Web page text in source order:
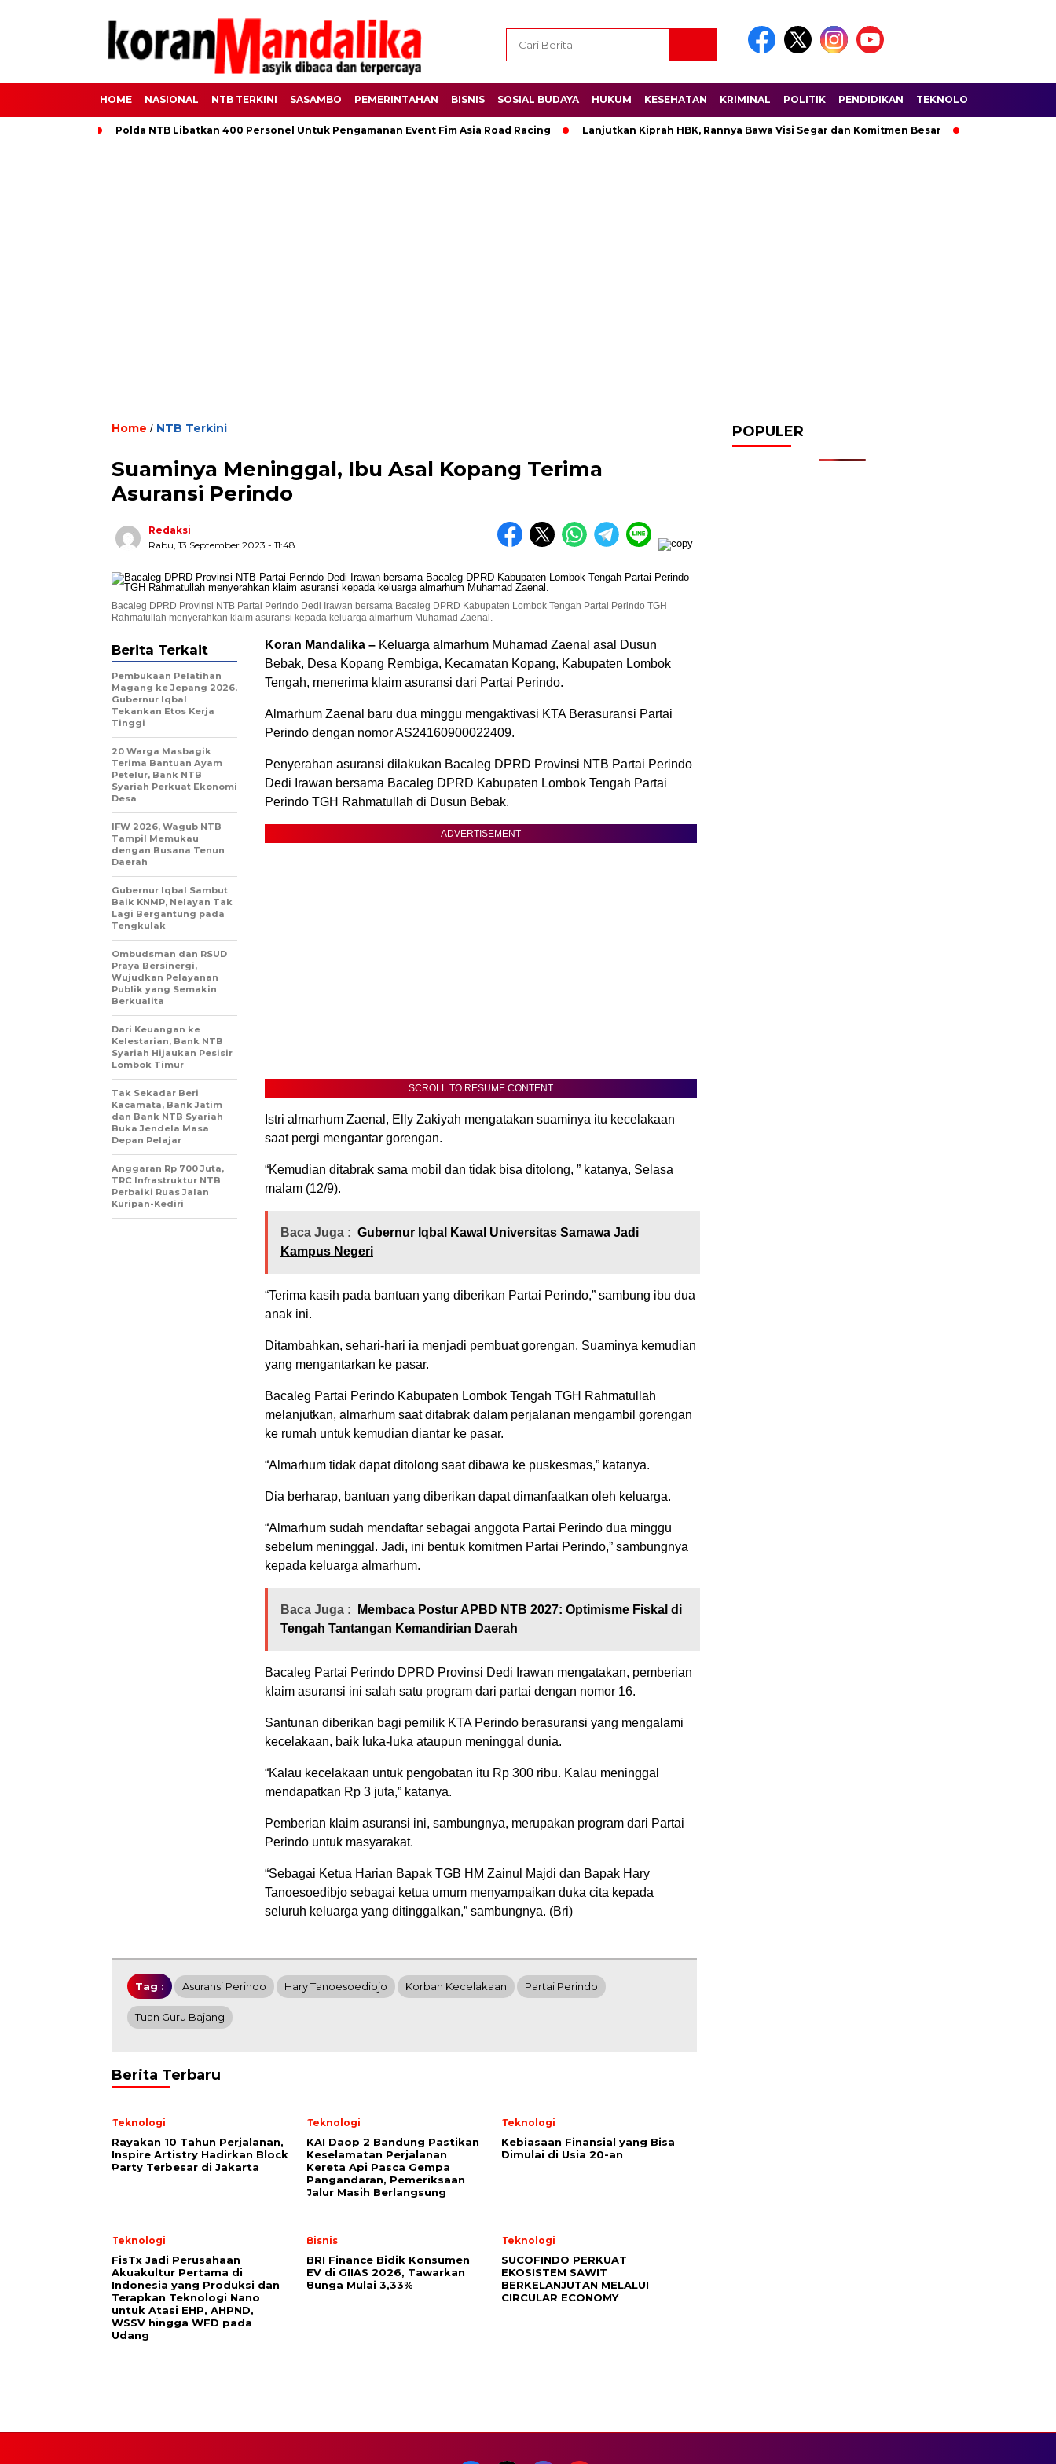
HOME NASIONAL NTB TERKINI SASAMBO PEMERINTAHAN BISNIS SOSIAL BUDAYA HUKUM KESEHATAN KRIMINAL POLITIK PENDIDIKAN TEKNOLOGI
Polda NTB Libatkan 400 Personel Untuk Pengamanan Event Fim Asia Road Racing Lanjutkan Kiprah HBK, Rannya Bawa Visi Segar dan Komitmen Besar
Home / NTB Terkini
Suaminya Meninggal, Ibu Asal Kopang Terima
Asuransi Perindo
Redaksi
Rabu, 13 September 2023 - 11:48
Bacaleg DPRD Provinsi NTB Partai Perindo Dedi Irawan bersama Bacaleg DPRD Kabupaten Lombok Tengah Partai Perindo TGH
Rahmatullah menyerahkan klaim asuransi kepada keluarga almarhum Muhamad Zaenal.
Koran Mandalika – Keluarga almarhum Muhamad Zaenal asal Dusun
Bebak, Desa Kopang Rembiga, Kecamatan Kopang, Kabupaten Lombok
Tengah, menerima klaim asuransi dari Partai Perindo.
Almarhum Zaenal baru dua minggu mengaktivasi KTA Berasuransi Partai
Perindo dengan nomor AS24160900022409.
Penyerahan asuransi dilakukan Bacaleg DPRD Provinsi NTB Partai Perindo
Dedi Irawan bersama Bacaleg DPRD Kabupaten Lombok Tengah Partai
Perindo TGH Rahmatullah di Dusun Bebak.
ADVERTISEMENT
SCROLL TO RESUME CONTENT
Istri almarhum Zaenal, Elly Zakiyah mengatakan suaminya itu kecelakaan
saat pergi mengantar gorengan.
“Kemudian ditabrak sama mobil dan tidak bisa ditolong, ” katanya, Selasa
malam (12/9).
Baca Juga : Gubernur Iqbal Kawal Universitas Samawa Jadi
Kampus Negeri
“Terima kasih pada bantuan yang diberikan Partai Perindo,” sambung ibu dua
anak ini.
Ditambahkan, sehari-hari ia menjadi pembuat gorengan. Suaminya kemudian
yang mengantarkan ke pasar.
Bacaleg Partai Perindo Kabupaten Lombok Tengah TGH Rahmatullah
melanjutkan, almarhum saat ditabrak dalam perjalanan mengambil gorengan
ke rumah untuk kemudian diantar ke pasar.
“Almarhum tidak dapat ditolong saat dibawa ke puskesmas,” katanya.
Dia berharap, bantuan yang diberikan dapat dimanfaatkan oleh keluarga.
“Almarhum sudah mendaftar sebagai anggota Partai Perindo dua minggu
sebelum meninggal. Jadi, ini bentuk komitmen Partai Perindo,” sambungnya
kepada keluarga almarhum.
Baca Juga :
Membaca Postur APBD NTB 2027: Optimisme Fiskal di
Tengah Tantangan Kemandirian Daerah
Bacaleg Partai Perindo DPRD Provinsi Dedi Irawan mengatakan, pemberian
klaim asuransi ini salah satu program dari partai dengan nomor 16.
Santunan diberikan bagi pemilik KTA Perindo berasuransi yang mengalami
kecelakaan, baik luka-luka ataupun meninggal dunia.
“Kalau kecelakaan untuk pengobatan itu Rp 300 ribu. Kalau meninggal
mendapatkan Rp 3 juta,” katanya.
Pemberian klaim asuransi ini, sambungnya, merupakan program dari Partai
Perindo untuk masyarakat.
“Sebagai Ketua Harian Bapak TGB HM Zainul Majdi dan Bapak Hary
Tanoesoedibjo sebagai ketua umum menyampaikan duka cita kepada
seluruh keluarga yang ditinggalkan,” sambungnya. (Bri)
Berita Terkait
Pembukaan Pelatihan
Magang ke Jepang 2026,
Gubernur Iqbal
Tekankan Etos Kerja
Tinggi
20 Warga Masbagik
Terima Bantuan Ayam
Petelur, Bank NTB
Syariah Perkuat Ekonomi
Desa
IFW 2026, Wagub NTB
Tampil Memukau
dengan Busana Tenun
Daerah
Gubernur Iqbal Sambut
Baik KNMP, Nelayan Tak
Lagi Bergantung pada
Tengkulak
Ombudsman dan RSUD
Praya Bersinergi,
Wujudkan Pelayanan
Publik yang Semakin
Berkualita
Dari Keuangan ke
Kelestarian, Bank NTB
Syariah Hijaukan Pesisir
Lombok Timur
Tak Sekadar Beri
Kacamata, Bank Jatim
dan Bank NTB Syariah
Buka Jendela Masa
Depan Pelajar
Anggaran Rp 700 Juta,
TRC Infrastruktur NTB
Perbaiki Ruas Jalan
Kuripan-Kediri
Tag : Asuransi Perindo Hary Tanoesoedibjo Korban Kecelakaan Partai Perindo
Tuan Guru Bajang
Berita Terbaru
Teknologi
Rayakan 10 Tahun Perjalanan,
Inspire Artistry Hadirkan Block
Party Terbesar di Jakarta
Teknologi
KAI Daop 2 Bandung Pastikan
Keselamatan Perjalanan
Kereta Api Pasca Gempa
Pangandaran, Pemeriksaan
Jalur Masih Berlangsung
Teknologi
Kebiasaan Finansial yang Bisa
Dimulai di Usia 20-an
Teknologi
FisTx Jadi Perusahaan
Akuakultur Pertama di
Indonesia yang Produksi dan
Terapkan Teknologi Nano
untuk Atasi EHP, AHPND,
WSSV hingga WFD pada
Udang
Bisnis
BRI Finance Bidik Konsumen
EV di GIIAS 2026, Tawarkan
Bunga Mulai 3,33%
Teknologi
SUCOFINDO PERKUAT
EKOSISTEM SAWIT
BERKELANJUTAN MELALUI
CIRCULAR ECONOMY
POPULER